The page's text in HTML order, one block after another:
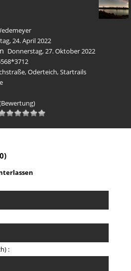
24. April 2022
Donnerstag, 27. Oktober 2022
,Oderteich,Startrails
: